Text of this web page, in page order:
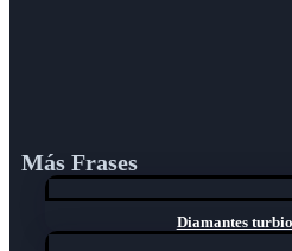
Más Frases
Diamantes